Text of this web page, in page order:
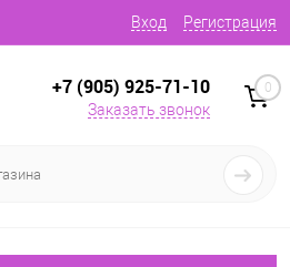
Вход Регистрация
+7 (905) 925-71-10
Заказать звонок
0